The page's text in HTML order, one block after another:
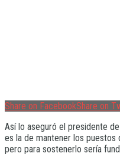
Share on FacebookShare on
Así lo aseguró el presidente
es la de mantener los puestos
pero para sostenerlo sería